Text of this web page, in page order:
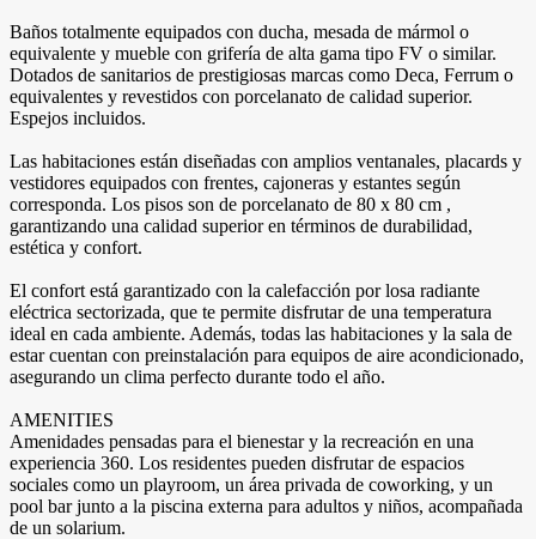
Baños totalmente equipados con ducha, mesada de mármol o
equivalente y mueble con grifería de alta gama tipo FV o similar.
Dotados de sanitarios de prestigiosas marcas como Deca, Ferrum o
equivalentes y revestidos con porcelanato de calidad superior.
Espejos incluidos.
Las habitaciones están diseñadas con amplios ventanales, placards y
vestidores equipados con frentes, cajoneras y estantes según
corresponda. Los pisos son de porcelanato de 80 x 80 cm ,
garantizando una calidad superior en términos de durabilidad,
estética y confort.
El confort está garantizado con la calefacción por losa radiante
eléctrica sectorizada, que te permite disfrutar de una temperatura
ideal en cada ambiente. Además, todas las habitaciones y la sala de
estar cuentan con preinstalación para equipos de aire acondicionado,
asegurando un clima perfecto durante todo el año.
AMENITIES
Amenidades pensadas para el bienestar y la recreación en una
experiencia 360. Los residentes pueden disfrutar de espacios
sociales como un playroom, un área privada de coworking, y un
pool bar junto a la piscina externa para adultos y niños, acompañada
de un solarium.